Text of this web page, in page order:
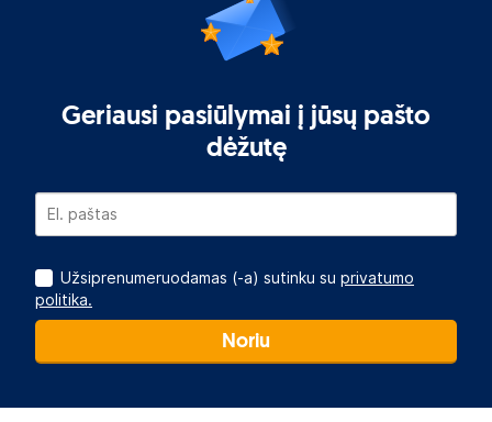
Geriausi pasiūlymai į jūsų pašto
dėžutę
Užsiprenumeruodamas (-a) sutinku su privatumo
politika.
Noriu